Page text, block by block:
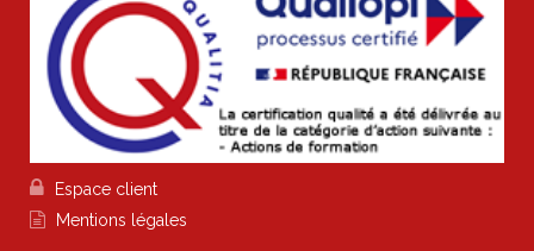
 Espace client
 Mentions légales